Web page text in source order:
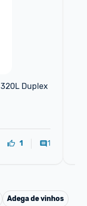
Duplex
1 1
Adega de vinhos